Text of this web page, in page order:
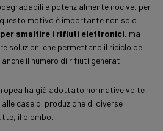
e potenzialmente nocive, per
motivo è importante non solo
smaltire i rifiuti elettronici, ma
soluzioni che permettano il riciclo dei
il numero di rifiuti generati.
ha già adottato normative volte
case di produzione di diverse
il piombo.